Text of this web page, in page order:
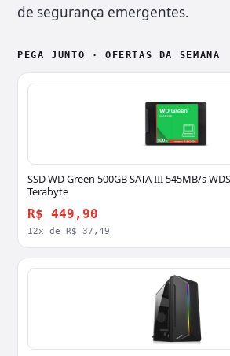
de segurança emergentes.
PEGA JUNTO · OFERTAS DA SEMANA
SSD WD Green 500GB SATA III 545MB/s
Terabyte
R$ 449,90
12x de R$ 37,49